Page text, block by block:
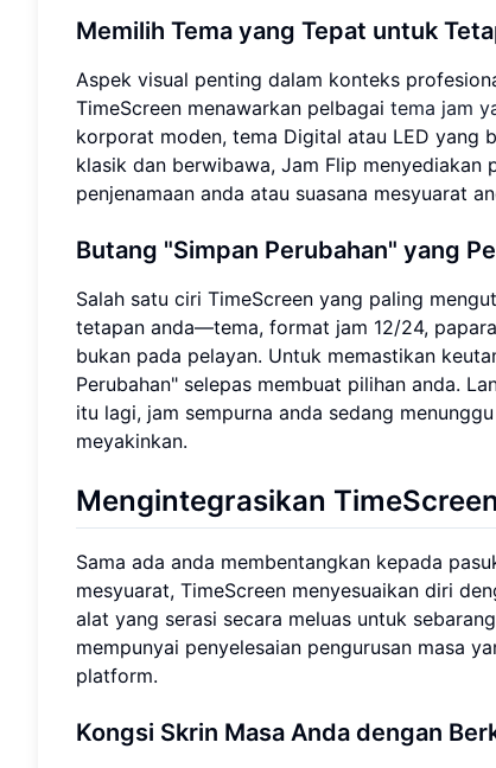
Memilih Tema yang Tepat untuk
Aspek visual penting dalam konteks
TimeScreen menawarkan pelbagai tema jam
korporat moden, tema Digital atau LED yang
klasik dan berwibawa, Jam Flip menyediakan
penjenamaan anda atau suasana mesyuarat
Butang "Simpan Perubahan" yang
Salah satu ciri TimeScreen yang paling
tetapan anda—tema, format jam 12/24,
bukan pada pelayan. Untuk memastikan
Perubahan" selepas membuat pilihan anda.
itu lagi, jam sempurna anda sedang
meyakinkan.
Mengintegrasikan
Sama ada anda membentangkan kepada
mesyuarat, TimeScreen menyesuaikan diri
alat yang serasi secara meluas untuk
mempunyai penyelesaian pengurusan masa
platform.
Kongsi Skrin Masa Anda dengan